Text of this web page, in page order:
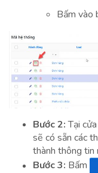
Bấm vào
Bước 2:Tại
sẽ có sẵn các
thành thông tin
Bước 3: Bấm